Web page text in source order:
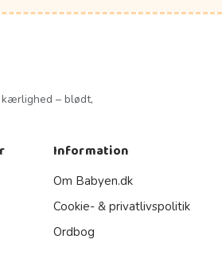
– blødt,
Information
Om Babyen.dk
Cookie- & privatlivspolitik
Ordbog